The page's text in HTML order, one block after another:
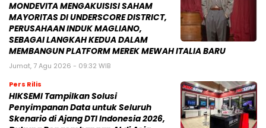
MONDEVITA MENGAKUISISI SAHAM
MAYORITAS DI UNDERSCORE DISTRICT,
PERUSAHAAN INDUK MAGLIANO,
SEBAGAI LANGKAH KEDUA DALAM
MEMBANGUN PLATFORM MEREK MEWAH ITALIA BARU
Jumat, 7 Agu 2026 - 09:32 WIB
Pers Rilis
HIKSEMI Tampilkan Solusi
Penyimpanan Data untuk Seluruh
Skenario di Ajang DTI Indonesia 2026,